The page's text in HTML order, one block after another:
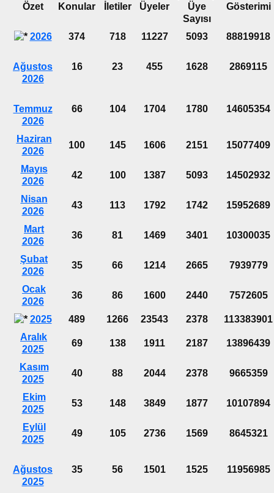
Özet
Konular
İletiler
Üyeler
Üye
Sayısı
Gösterimi
2026 374 718 11227 5093 88819918
Ağustos
2026
16 23 455 1628 2869115
Temmuz
2026
66 104 1704 1780 14605354
Haziran
2026
100 145 1606 2151 15077409
Mayıs
2026
42 100 1387 5093 14502932
Nisan
2026
43 113 1792 1742 15952689
Mart
2026
36 81 1469 3401 10300035
Şubat
2026
35 66 1214 2665 7939779
Ocak
2026
36 86 1600 2440 7572605
2025 489 1266 23543 2378
113383901
Aralık
2025
69 138 1911 2187 13896439
Kasım
2025
40 88 2044 2378 9665359
Ekim
2025
53 148 3849 1877 10107894
Eylül
2025
49 105 2736 1569 8645321
Ağustos
2025
35 56 1501 1525 11956985